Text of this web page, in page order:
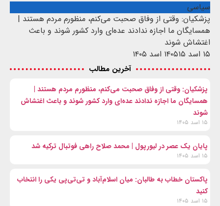
سیاسی
پزشکیان: وقتی از وفاق صحبت می‌کنم، منظورم مردم هستند |
همسایگان ما اجازه ندادند عده‌ای وارد کشور شوند و باعث
اغتشاش شوند
۱۵ اسد ۱۴۰۵
۱۵ اسد ۱۴۰۵
آخرین مطالب
پزشکیان: وقتی از وفاق صحبت می‌کنم، منظورم مردم هستند |
همسایگان ما اجازه ندادند عده‌ای وارد کشور شوند و باعث اغتشاش
شوند
۱۵ اسد ۱۴۰۵
پایان یک عصر در لیورپول | محمد صلاح راهی فوتبال ترکیه شد
۱۵ اسد ۱۴۰۵
پاکستان خطاب به طالبان: میان اسلام‌آباد و تی‌تی‌پی یکی را انتخاب
کنید
۱۵ اسد ۱۴۰۵